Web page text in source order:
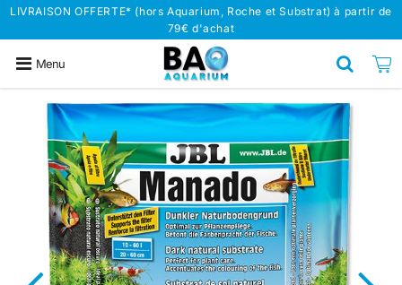
LIVRAISON OFFERTE* (hors Aquarium, Roche et Substrat) à partir de
79€ d'achat
Menu